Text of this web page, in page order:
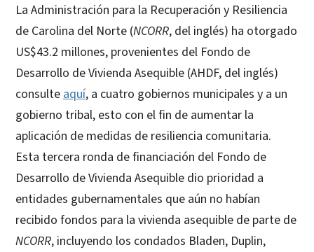
La Administración para la Recuperación y Resiliencia
de Carolina del Norte (NCORR, del inglés) ha otorgado
US$43.2 millones, provenientes del Fondo de
Desarrollo de Vivienda Asequible (AHDF, del inglés)
consulte aquí, a cuatro gobiernos municipales y a un
gobierno tribal, esto con el fin de aumentar la
aplicación de medidas de resiliencia comunitaria.
Esta tercera ronda de financiación del Fondo de
Desarrollo de Vivienda Asequible dio prioridad a
entidades gubernamentales que aún no habían
recibido fondos para la vivienda asequible de parte de
NCORR, incluyendo los condados Bladen, Duplin,